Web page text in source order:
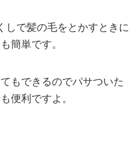
しで髪の毛をとかすときに
簡単です。
もできるのでパサついた
便利ですよ。